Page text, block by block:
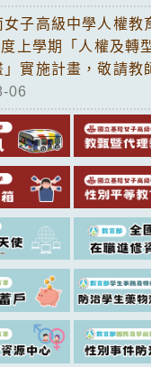
子高級中學人權教
上學期「人權及轉
」實施計畫，敬請教
06